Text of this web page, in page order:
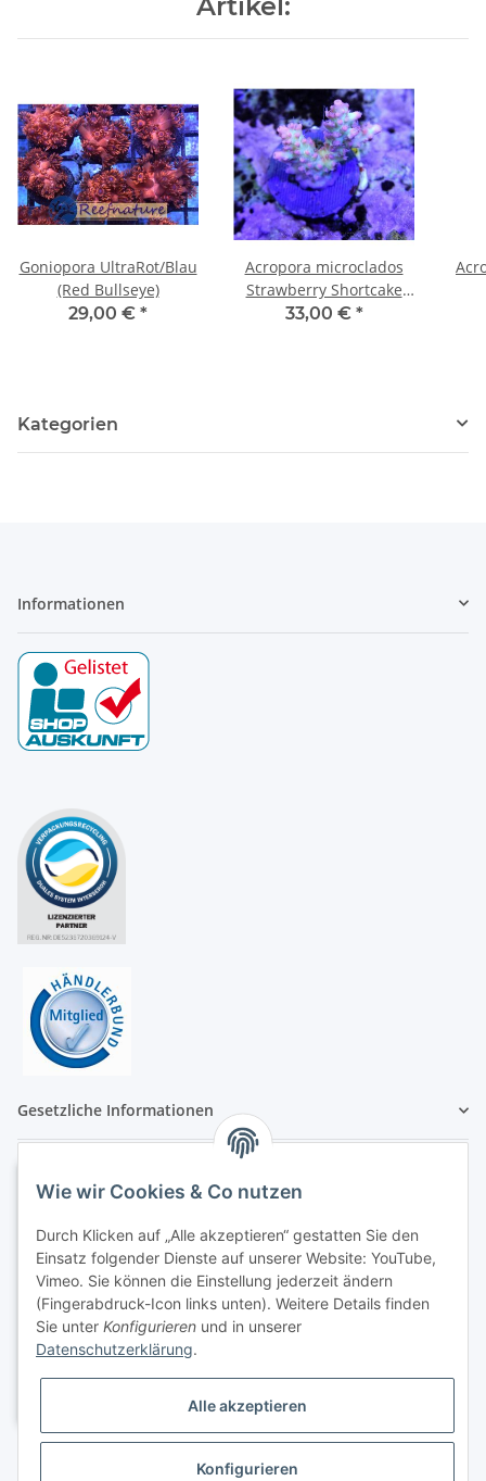
Goniopora UltraRot/Blau
(Red Bullseye)
29,00 € *
Acropora microclados
Strawberry Shortcake
small bis 4cm
33,00 € *
Kategorien
Informationen
Gesetzliche Informationen
Wie wir Cookies & Co nutzen
Durch Klicken auf „Alle akzeptieren“ gestatten Sie den
Einsatz folgender Dienste auf unserer Website: YouTube,
Vimeo. Sie können die Einstellung jederzeit ändern
(Fingerabdruck-Icon links unten). Weitere Details finden
Sie unter Konfigurieren und in unserer
Datenschutzerklärung.
Alle akzeptieren
Konfigurieren